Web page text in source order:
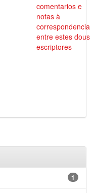
comentarios e
notas à
correspondencia
entre estes dous
escriptores
1